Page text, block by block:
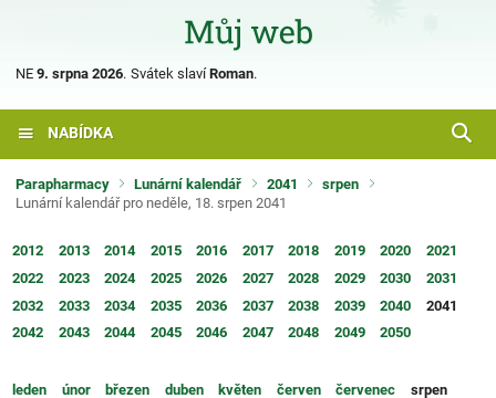
NE 9. srpna 2026. Svátek slavíRoman.
NABÍDKA
Parapharmacy Lunární kalendář 2041
srpen
Lunární kalendář pro neděle, 18. srpen 2041
2012 2013 2014 2015 2016 2017 2018 2019 2020
2021
2022
2023 2024 2025 2026 2027 2028 2029 2030
2031
2032
2033 2034 2035 2036 2037 2038 2039 2040
2041
2042
2043 2044 2045 2046 2047 2048 2049 2050
leden únor březen duben květen červen červenec
srpen